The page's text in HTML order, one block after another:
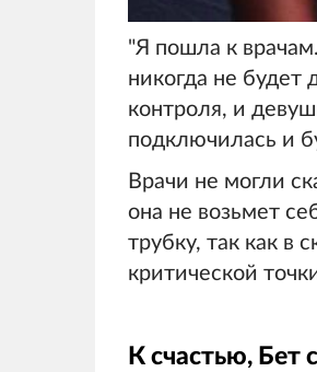
"Я пошла к
никогда не будет
контроля, и
подключилась и
Врачи не могли
она не возьмет
трубку, так как в
критической
К счастью, Бет